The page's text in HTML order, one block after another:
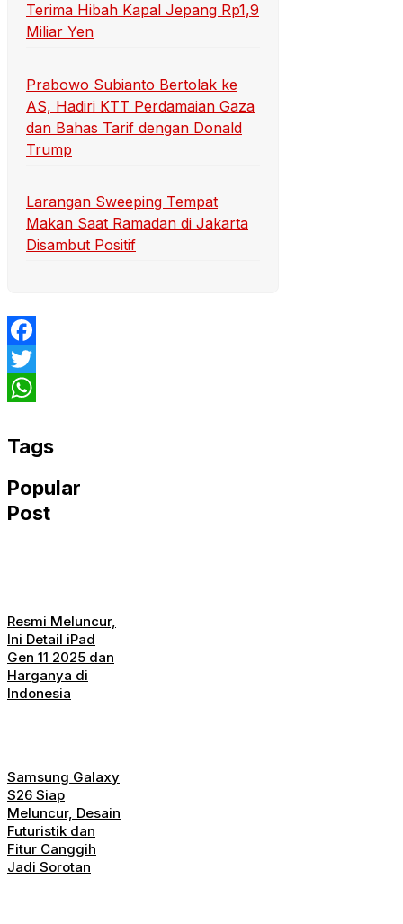
Terima Hibah Kapal Jepang Rp1,9
Miliar Yen
Prabowo Subianto Bertolak ke
AS, Hadiri KTT Perdamaian Gaza
dan Bahas Tarif dengan Donald
Trump
Larangan Sweeping Tempat
Makan Saat Ramadan di Jakarta
Disambut Positif
Facebook
Twitter
Tags
Popular
Post
Resmi Meluncur,
Ini Detail iPad
Gen 11 2025 dan
Harganya di
Indonesia
Samsung Galaxy
S26 Siap
Meluncur, Desain
Futuristik dan
Fitur Canggih
Jadi Sorotan